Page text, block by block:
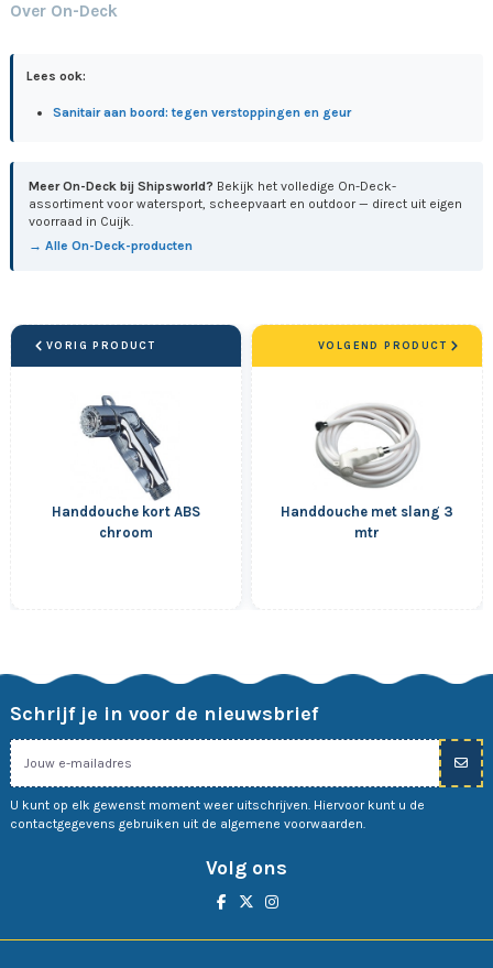
Over On-Deck
Lees ook:
Sanitair aan boord: tegen verstoppingen en geur
Meer On-Deck bij Shipsworld? Bekijk het volledige On-Deck-
assortiment voor watersport, scheepvaart en outdoor — direct uit eigen
voorraad in Cuijk.
→ Alle On-Deck-producten
VORIG PRODUCT
Handdouche kort ABS
chroom
Handdouche met slang 3
mtr
VOLGEND PRODUCT
Schrijf je in voor de nieuwsbrief
U kunt op elk gewenst moment weer uitschrijven. Hiervoor kunt u de
contactgegevens gebruiken uit de algemene voorwaarden.
Volg ons